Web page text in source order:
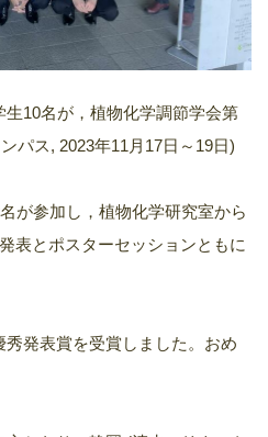
10名が，植物化学調節学会第
パス, 2023年11月17日～19日)
が参加し，植物化学研究室から
表とポスターセッションともに
発表賞を受賞しました。おめ